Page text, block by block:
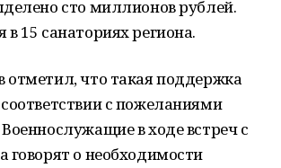
сто миллионов рублей.
15 санаториях региона.
отметил, что такая поддержка
соответствии с пожеланиями
в ходе встреч с
говорят о необходимости